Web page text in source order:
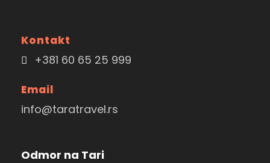
Kontakt
+381 60 65 25 999
Email
info@taratravel.rs
Odmor na Tari